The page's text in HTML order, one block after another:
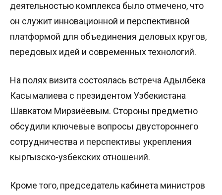
деятельностью комплекса было отмечено, что
он служит инновационной и перспективной
платформой для объединения деловых кругов,
передовых идей и современных технологий.
На полях визита состоялась встреча Адылбека
Касымалиева с президентом Узбекистана
Шавкатом Мирзиёевым. Стороны предметно
обсудили ключевые вопросы двустороннего
сотрудничества и перспективы укрепления
кыргызско-узбекских отношений.
Кроме того, председатель кабинета министров